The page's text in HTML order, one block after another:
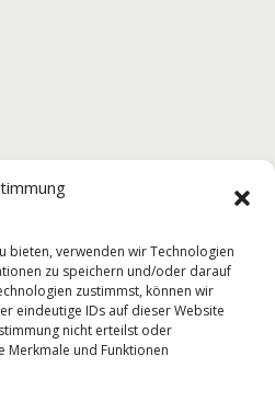
bieten, verwenden wir Technologien
zu speichern und/oder darauf
zustimmst, können wir
eindeutige IDs auf dieser Website
nicht erteilst oder
Merkmale und Funktionen
Nächster Beitrag
Frühjahrsputz Im